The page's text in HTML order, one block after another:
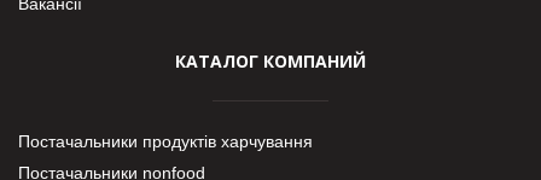
КАТАЛОГ КОМПАНИЙ
Постачальники продуктів харчування
Постачальники nonfood